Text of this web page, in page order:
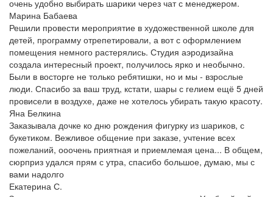
очень удобно выбирать шарики через чат с менеджером.
Марина Бабаева
Решили провести мероприятие в художественной школе для
детей, программу отрепетировали, а вот с оформлением
помещения немного растерялись. Студия аэродизайна
создала интересный проект, получилось ярко и необычно.
Были в восторге не только ребятишки, но и мы - взрослые
люди. Спасибо за ваш труд, кстати, шары с гелием ещё 5 дней
провисели в воздухе, даже не хотелось убирать такую красоту.
Яна Белкина
Заказывала дочке ко дню рождения фигурку из шариков, с
букетиком. Вежливое общение при заказе, учтение всех
пожеланий, ооочень приятная и приемлемая цена... В общем,
сюрприз удался прям с утра, спасибо большое, думаю, мы с
вами надолго
Екатерина С.